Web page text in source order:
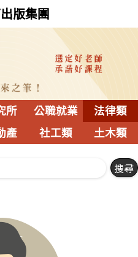
版集團
所 公職就業
法律類
產 社工類 土木類